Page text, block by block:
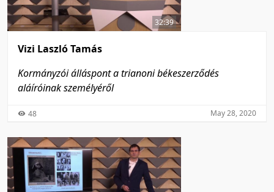
32:39
Vizi Laszló Tamás
Kormányzói álláspont a trianoni békeszerződés
aláíróinak személyéről
48 May 28, 2020